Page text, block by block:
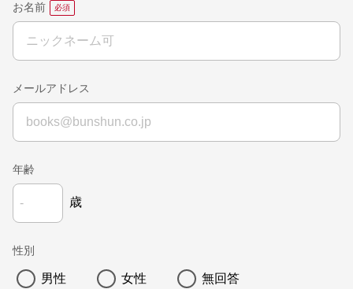
お名前
メールアドレス
年齢
歳
性別
男性 女性 無回答